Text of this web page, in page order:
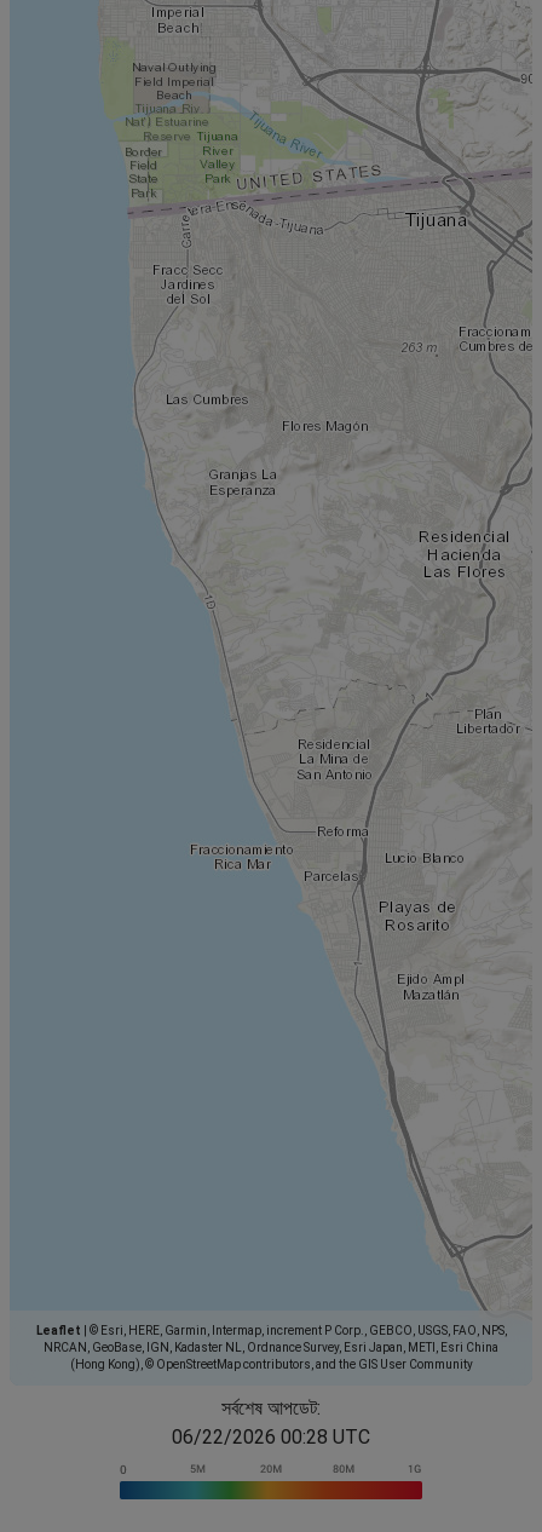
Leaflet
© Esri, HERE, Garmin, Intermap, increment P Corp., GEBCO, USGS, FAO, NPS,
NRCAN, GeoBase, IGN, Kadaster NL, Ordnance Survey, Esri Japan, METI, Esri China
(Hong Kong), © OpenStreetMap contributors, and the GIS User Community
সর্বশেষ আপডেট:
06/22/2026 00:28 UTC